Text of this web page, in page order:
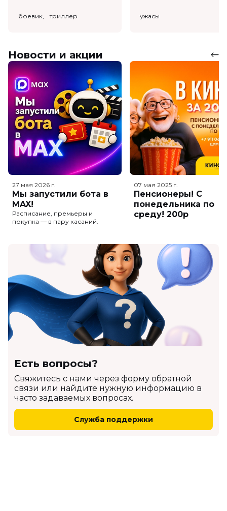
боевик, триллер ужасы
Новости и акции
27 мая 2026 г.
Мы запустили бота в
MAX!
Расписание, премьеры и
покупка — в пару касаний.
07 мая 2025 г.
Пенсионеры! С
понедельника по
среду! 200р
Есть вопросы?
Cвяжитесь с нами через форму обратной
связи или найдите нужную информацию в
часто задаваемых вопросах.
Служба поддержки